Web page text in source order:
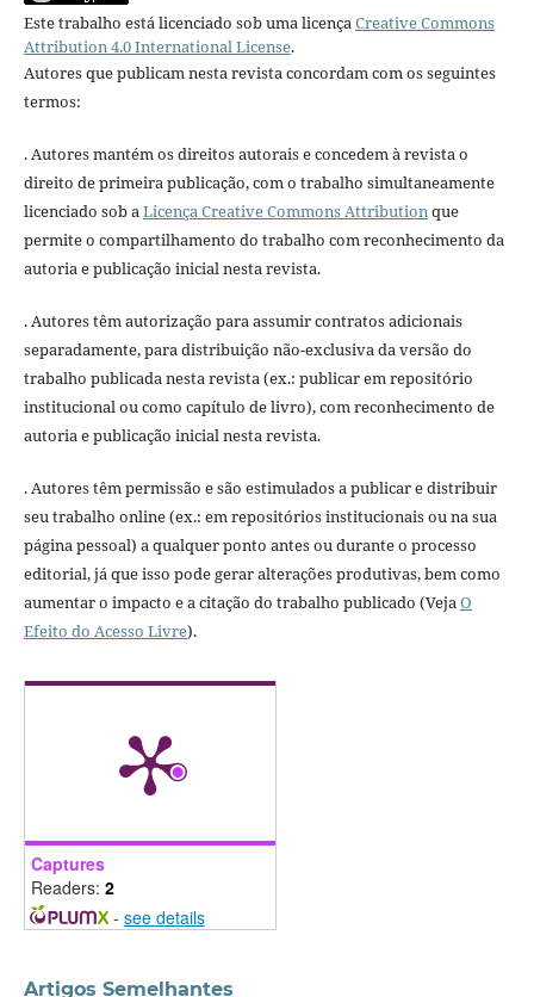
Este trabalho está licenciado sob uma licençaCreative Commons
Attribution 4.0 International License.
Autores que publicam nesta revista concordam com os seguintes
termos:
. Autores mantém os direitos autorais e concedem à revista o
direito de primeira publicação, com o trabalho simultaneamente
licenciado sob aLicença Creative Commons Attributionque
permite o compartilhamento do trabalho com reconhecimento da
autoria e publicação inicial nesta revista.
. Autores têm autorização para assumir contratos adicionais
separadamente, para distribuição não-exclusiva da versão do
trabalho publicada nesta revista (ex.: publicar em repositório
institucional ou como capítulo de livro), com reconhecimento de
autoria e publicação inicial nesta revista.
. Autores têm permissão e são estimulados a publicar e distribuir
seu trabalho online (ex.: em repositórios institucionais ou na sua
página pessoal) a qualquer ponto antes ou durante o processo
editorial, já que isso pode gerar alterações produtivas, bem como
aumentar o impacto e a citação do trabalho publicado (VejaO
Efeito do Acesso Livre).
Captures
Readers: 2
- see details
Artigos Semelhantes